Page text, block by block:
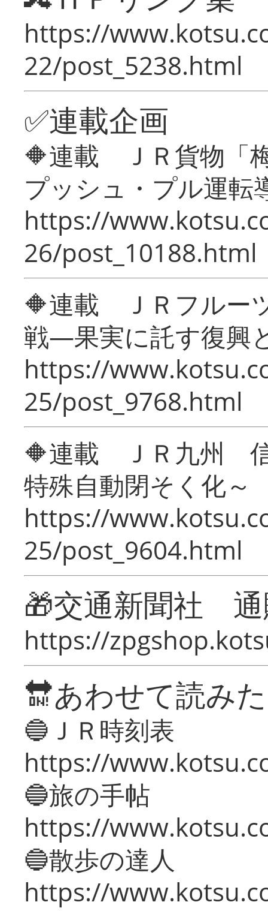
https://
22/post_5238.html
✅連載企画
🔶連載 ＪＲ貨物「
プッシュ・プル運転
https://
26/post_10188.html
🔶連載 ＪＲフルー
戦―果実に託す復興
https://
25/post_9768.html
🔶連載 ＪＲ九州 信
特殊自動閉そく化～
https://
25/post_9604.html
🎁交通新聞社
https://
🔛あわせて読み
🔵ＪＲ時刻表
https://
🔵旅の手帖
https://
🔵散歩の達人
https://